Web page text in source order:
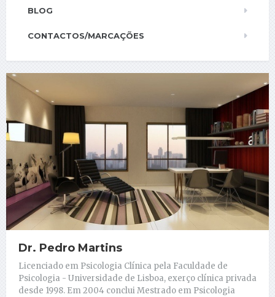
BLOG
CONTACTOS/MARCAÇÕES
Dr. Pedro Martins
Licenciado em Psicologia Clínica pela Faculdade de
Psicologia - Universidade de Lisboa, exerço clínica privada
desde 1998. Em 2004 conclui Mestrado em Psicologia